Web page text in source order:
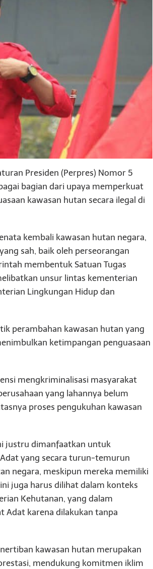
Presiden (Perpres) Nomor 5
bagian dari upaya memperkuat
kawasan hutan secara ilegal di
kembali kawasan hutan negara,
sah, baik oleh perseorangan
membentuk Satuan Tugas
unsur lintas kementerian
Lingkungan Hidup dan
perambahan kawasan hutan yang
ketimpangan penguasaan
mengkriminalisasi masyarakat
yang lahannya belum
proses pengukuhan kawasan
justru dimanfaatkan untuk
yang secara turun-temurun
negara, meskipun mereka memiliki
juga harus dilihat dalam konteks
Kehutanan, yang dalam
Adat karena dilakukan tanpa
kawasan hutan merupakan
mendukung komitmen iklim